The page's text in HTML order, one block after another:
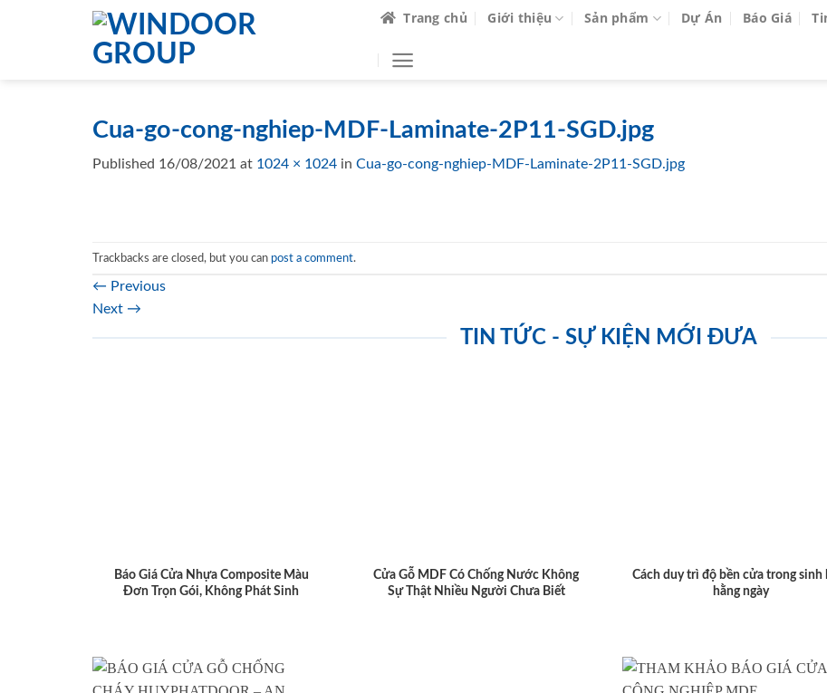
Trang chủ Giới thiệu Sản phẩm Dự Án Báo Giá
Cua-go-cong-nghiep-MDF-Laminate-2P11-SGD.jpg
Published 16/08/2021 at 1024 × 1024 in Cua-go-cong-nghiep-MDF-Laminate-2P11-SGD.jpg
Trackbacks are closed, but you can post a comment.
← Previous
Next →
TIN TỨC - SỰ KIỆN MỚI ĐƯA
Báo Giá Cửa Nhựa Composite Màu
Đơn Trọn Gói, Không Phát Sinh
Cửa Gỗ MDF Có Chống Nước Không
Sự Thật Nhiều Người Chưa Biết
Cách duy trì độ bền cửa trong sinh
hằng ngày